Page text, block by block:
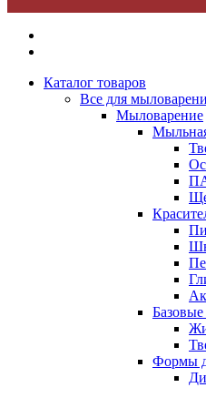
Каталог товаров
Все для
Мыловарение
Базовые
Формы